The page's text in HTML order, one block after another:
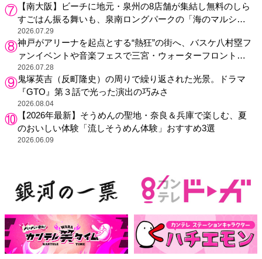
【南大阪】ビーチに地元・泉州の8店舗が集結し無料のしら
すごはん振る舞いも、泉南ロングパークの「海のマルシ
ェ」がリニューアル！
2026.07.29
神戸がアリーナを起点とする“熱狂”の街へ、バスケ八村塁フ
ァンイベントや音楽フェスで三宮・ウォーターフロントを
活性化
2026.07.28
鬼塚英吉（反町隆史）の周りで繰り返された光景。ドラマ
『GTO』第３話で光った演出の巧みさ
2026.08.04
【2026年最新】そうめんの聖地・奈良＆兵庫で楽しむ、夏
のおいしい体験「流しそうめん体験」おすすめ3選
2026.06.09